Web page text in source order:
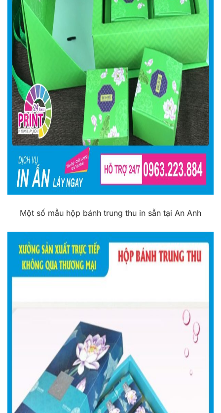
Một số mẫu hộp bánh trung thu in sẵn tại An Anh